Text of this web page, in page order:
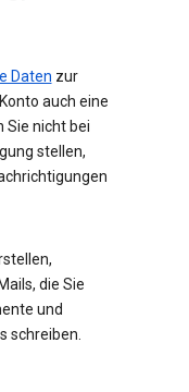
Daten zur
auch eine
Sie nicht bei
stellen,
die Sie
und
schreiben.